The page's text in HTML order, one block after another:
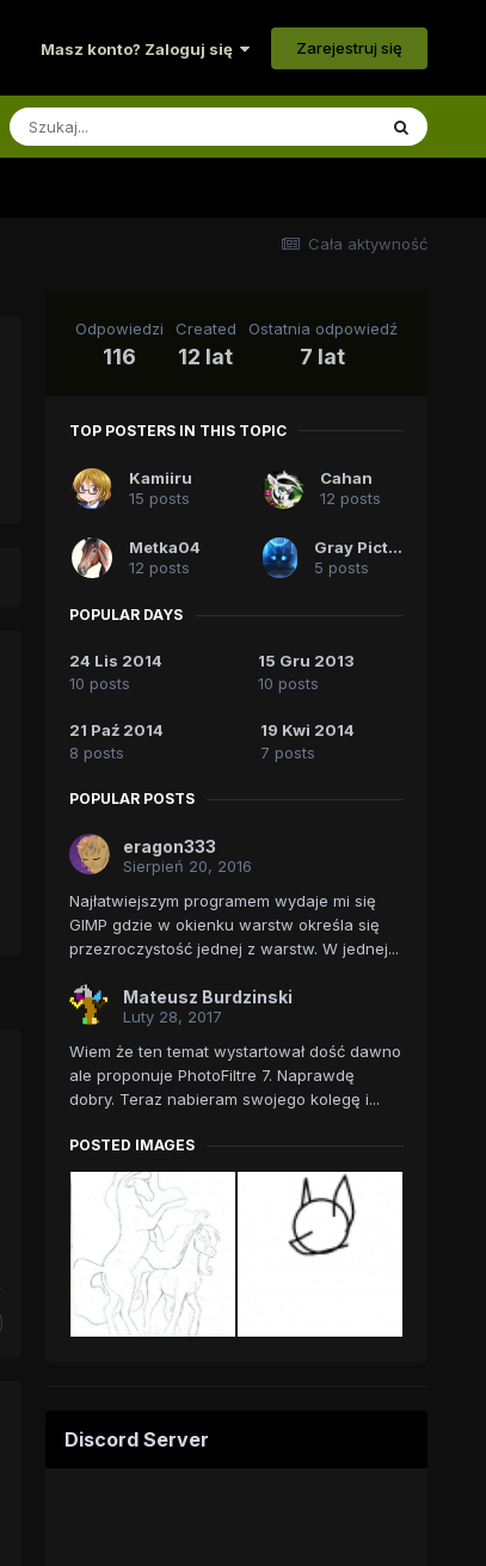
Masz konto? Zaloguj się Zarejestruj się
Cała aktywność
Odpowiedzi
116
Created
12 lat
Ostatnia odpowiedź
7 lat
TOP POSTERS IN THIS TOPIC
Kamiiru
15 posts
Cahan
12 posts
Metka04
12 posts
Gray Picture
5 posts
POPULAR DAYS
24 Lis 2014
10 posts
15 Gru 2013
10 posts
21 Paź 2014
8 posts
19 Kwi 2014
7 posts
POPULAR POSTS
eragon333
Sierpień 20, 2016
Najłatwiejszym programem wydaje mi się
GIMP gdzie w okienku warstw określa się
przezroczystość jednej z warstw. W jednej...
Mateusz Burdzinski
Luty 28, 2017
Wiem że ten temat wystartował dość dawno
ale proponuje PhotoFiltre 7. Naprawdę
dobry. Teraz nabieram swojego kolegę i...
POSTED IMAGES
Discord Server